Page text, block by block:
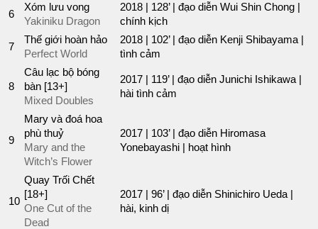
6
Xóm lưu vong
Yakiniku Dragon
2018 | 128’ | đạo diễn Wui Shin Chong |
chính kịch
7
Thế giới hoàn hảo
Perfect World
2018 | 102’ | đạo diễn Kenji Shibayama |
tình cảm
8
Câu lạc bộ bóng
bàn [13+]
Mixed Doubles
2017 | 119’ | đạo diễn Junichi Ishikawa |
hài tình cảm
9
Mary và đoá hoa
phù thuỷ
Mary and the
Witch’s Flower
2017 | 103’ | đạo diễn Hiromasa
Yonebayashi | hoạt hình
10
Quay Trối Chết
[18+]
One Cut of the
Dead
2017 | 96’ | đạo diễn Shinichiro Ueda |
hài, kinh dị